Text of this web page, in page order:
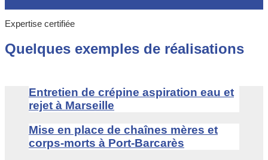
Expertise certifiée
Quelques exemples de réalisations
Entretien de crépine aspiration eau et
rejet à Marseille
Mise en place de chaînes mères et
corps-morts à Port-Barcarès